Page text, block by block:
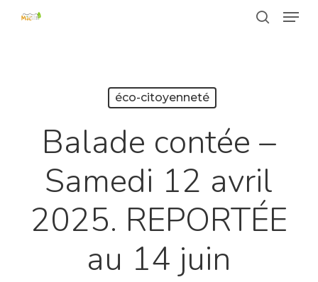
Menu
éco-citoyenneté
Balade contée –
Samedi 12 avril
2025. REPORTÉE
au 14 juin